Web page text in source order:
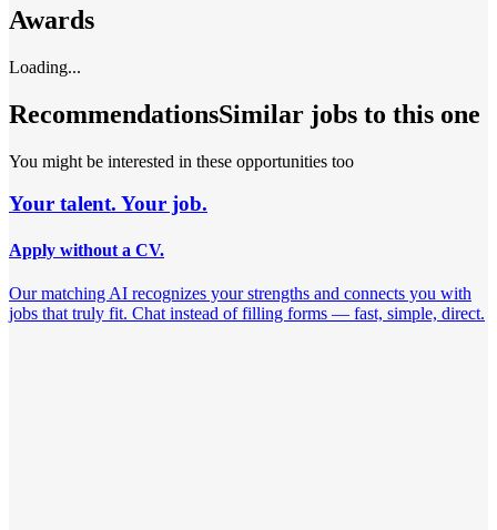
Awards
Loading...
RecommendationsSimilar jobs to this one
You might be interested in these opportunities too
Your talent. Your job.
Apply without a CV.
Our matching AI recognizes your strengths and connects you with
jobs that truly fit. Chat instead of filling forms — fast, simple, direct.